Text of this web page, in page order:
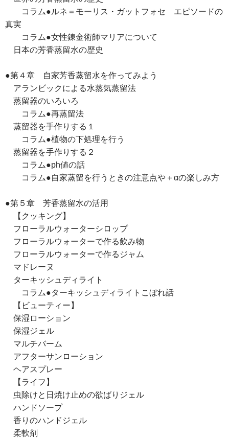
コラム●ルネ＝モーリス・ガットフォセ エピソードの
真実
コラム●女性錬金術師マリアについて
日本の芳香蒸留水の歴史
●第４章 自家芳香蒸留水を作ってみよう
アランビックによる水蒸気蒸留法
蒸留器のいろいろ
コラム●再蒸留法
蒸留器を手作りする１
コラム●植物の下処理を行う
蒸留器を手作りする２
コラム●ph値の話
コラム●自家蒸留を行うときの注意点や＋αの楽しみ方
●第５章 芳香蒸留水の活用
【クッキング】
フローラルウォーターシロップ
フローラルウォーターで作る飲み物
フローラルウォーターで作るジャム
マドレーヌ
ターキッシュディライト
コラム●ターキッシュディライトこぼれ話
【ビューティー】
保湿ローション
保湿ジェル
マルチバーム
アフターサンローション
ヘアスプレー
【ライフ】
虫除けと日焼け止めの欲ばりジェル
ハンドソープ
香りのハンドジェル
柔軟剤